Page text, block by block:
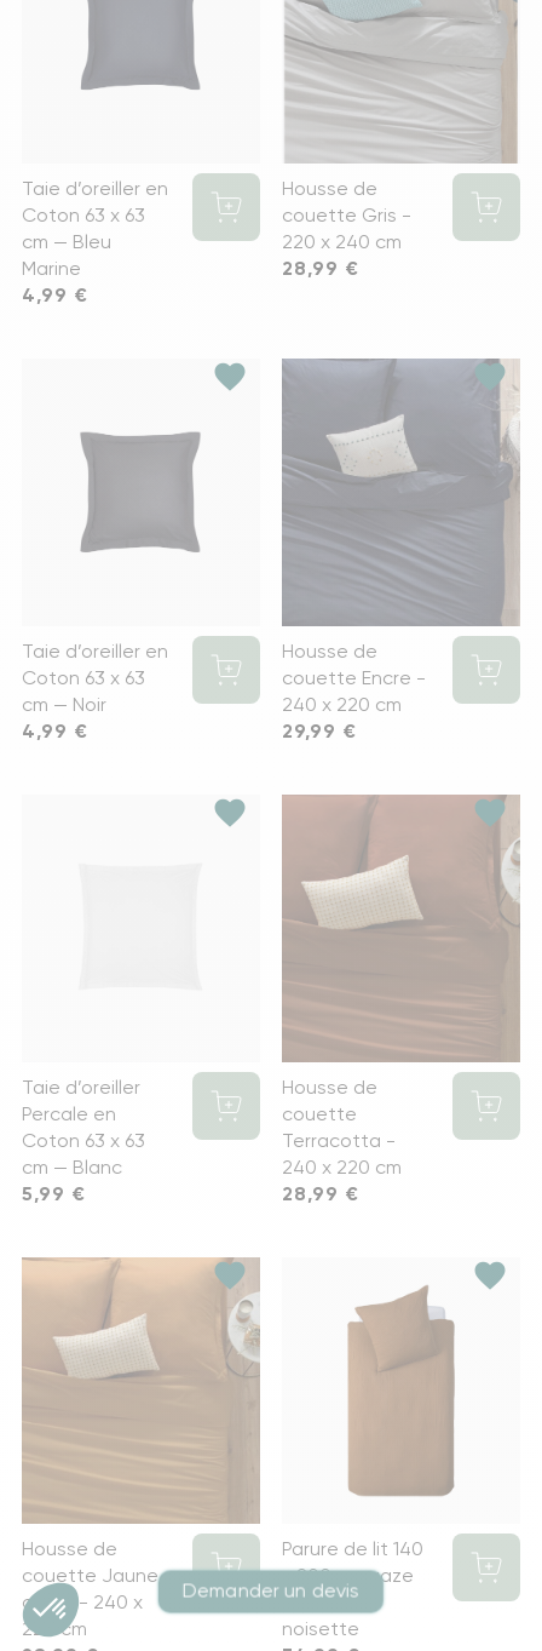
Taie d’oreiller en
Coton 63 x 63
cm — Bleu
Marine
Prix
4,99 €
Housse de
couette Gris -
220 x 240 cm
Prix
28,99 €
favorite
Taie d’oreiller en
Coton 63 x 63
cm — Noir
Prix
4,99 €
favorite
Housse de
couette Encre -
240 x 220 cm
Prix
29,99 €
favorite
Taie d’oreiller
Percale en
Coton 63 x 63
cm — Blanc
Prix
5,99 €
favorite
Housse de
couette
Terracotta -
240 x 220 cm
Prix
28,99 €
favorite
Housse de
couette Jaune
cumin - 240 x
220 cm
favorite
Parure de lit 140
x 200 cm gaze
de coton
noisette
Demander un devis